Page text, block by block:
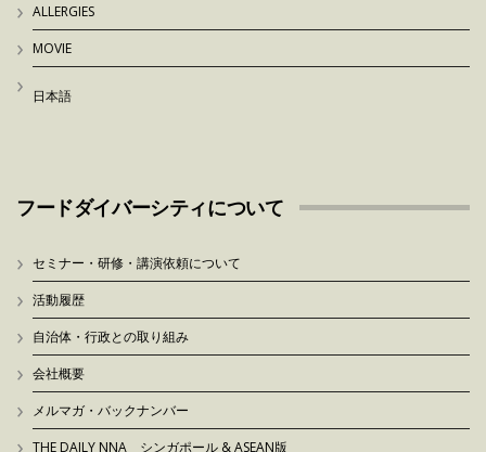
ALLERGIES
MOVIE
日本語
フードダイバーシティについて
セミナー・研修・講演依頼について
活動履歴
自治体・行政との取り組み
会社概要
メルマガ・バックナンバー
THE DAILY NNA シンガポール & ASEAN版